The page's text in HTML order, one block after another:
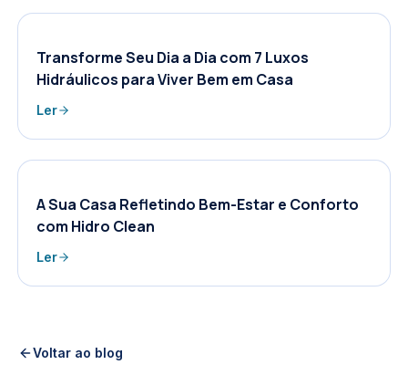
Transforme Seu Dia a Dia com 7 Luxos
Hidráulicos para Viver Bem em Casa
Ler
A Sua Casa Refletindo Bem-Estar e Conforto
com Hidro Clean
Ler
Voltar ao blog